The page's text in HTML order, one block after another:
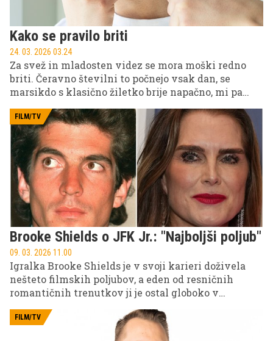
Kako se pravilo briti
24. 03. 2026 03.24
Za svež in mladosten videz se mora moški redno
briti. Čeravno številni to počnejo vsak dan, se
marsikdo s klasično žiletko brije napačno, mi pa
FILM/TV
Brooke Shields o JFK Jr.: "Najboljši poljub"
09. 03. 2026 11.00
Igralka Brooke Shields je v svoji karieri doživela
nešteto filmskih poljubov, a eden od resničnih
romantičnih trenutkov ji je ostal globoko v
zaljubljena" v Johna F. Kennedyja Jr., ta ljubezen pa
je ostala nepozabna kljub kratkemu romantičnemu
FILM/TV